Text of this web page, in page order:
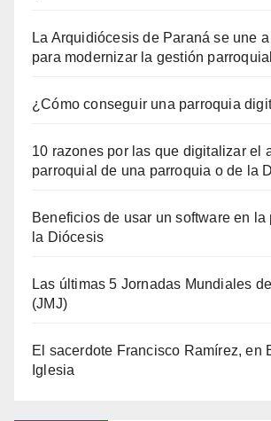
La Arquidiócesis de Paraná se une
para modernizar la gestión
¿Cómo conseguir una parroquia
10 razones por las que digitalizar el
parroquial de una parroquia o de la
Beneficios de usar un software en la
la Diócesis
Las últimas 5 Jornadas Mundiales
(JMJ)
El sacerdote Francisco Ramírez, en
Iglesia